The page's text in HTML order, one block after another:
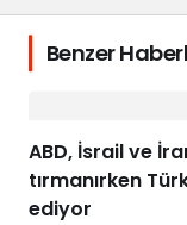
Benzer
ABD, İsrail ve
tırmanırken
ediyor